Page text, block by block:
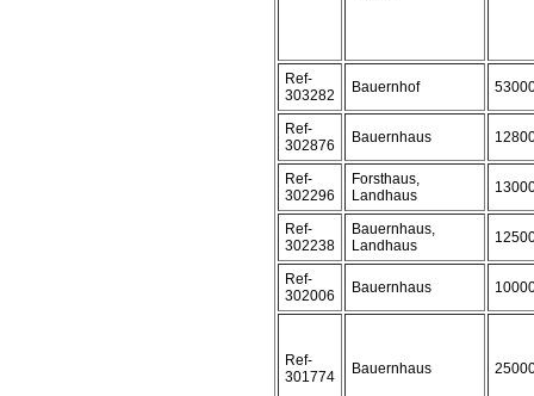
Ref-
303282
Bauernhof
Ref-
302876
Bauernhaus
Ref-
302296
Forsthaus,
Landhaus
Ref-
302238
Bauernhaus,
Landhaus
Ref-
302006
Bauernhaus
Ref-
301774
Bauernhaus